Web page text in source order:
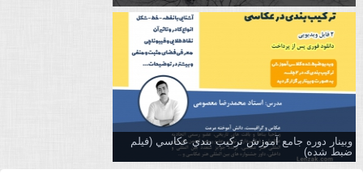
وبینار دوره جامع آموزش تركيب بندي عكاسي (فیلم
ضبط شده)